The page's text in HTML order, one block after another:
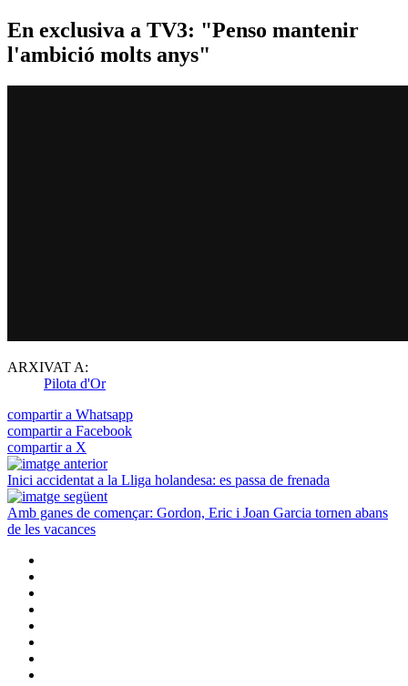
En exclusiva a TV3: "Penso mantenir
l'ambició molts anys"
ARXIVAT A:
Pilota d'Or
compartir a Whatsapp
compartir a Facebook
compartir a X
Inici accidentat a la Lliga holandesa: es passa de frenada
Amb ganes de començar: Gordon, Eric i Joan Garcia tornen abans
de les vacances